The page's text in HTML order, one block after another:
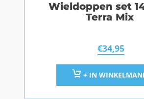
Wieldoppen set
Terra Mix
€34,95
+ IN